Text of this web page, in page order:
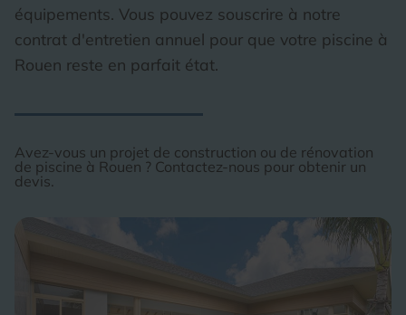
équipements. Vous pouvez souscrire à notre
contrat d'entretien annuel pour que votre piscine à
Rouen reste en parfait état.
Avez-vous un projet de construction ou de rénovation
de piscine à Rouen ? Contactez-nous pour obtenir un
devis.